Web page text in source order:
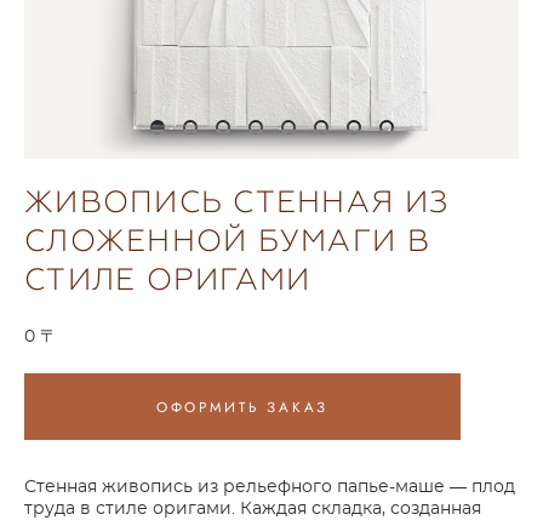
ЖИВОПИСЬ СТЕННАЯ ИЗ
СЛОЖЕННОЙ БУМАГИ В
СТИЛЕ ОРИГАМИ
0 〒
ОФОРМИТЬ ЗАКАЗ
Стенная живопись из рельефного папье-маше — плод
труда в стиле оригами. Каждая складка, созданная